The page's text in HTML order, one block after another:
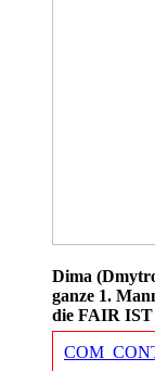
Dima
ganze 1.
die FAIR